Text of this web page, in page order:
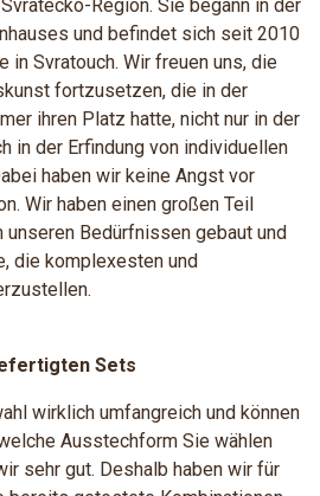
Region. Sie begann in der
und befindet sich seit 2010
in Svratouch. Wir freuen uns, die
fortzusetzen, die in der
ihren Platz hatte, nicht nur in der
in der Erfindung von individuellen
haben wir keine Angst vor
Wir haben einen großen Teil
unseren Bedürfnissen gebaut und
die komplexesten und
Sets
wirklich umfangreich und können
Ausstechform Sie wählen
sehr gut. Deshalb haben wir für